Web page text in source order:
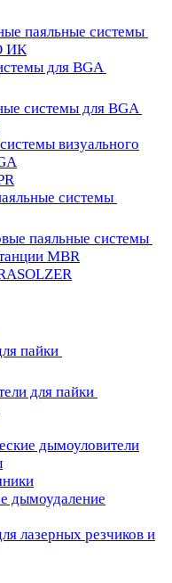
паяльные системы
ИК
для BGA
системы для BGA
визуального
системы
паяльные системы
MBR
пайки
для пайки
дымоуловители
дымоудаление
лазерных резчиков и